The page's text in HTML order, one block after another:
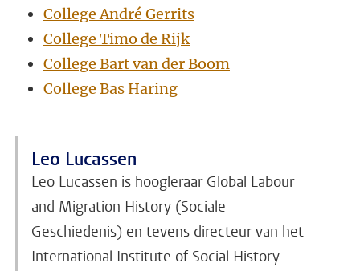
College André Gerrits
College Timo de Rijk
College Bart van der Boom
College Bas Haring
Leo Lucassen
Leo Lucassen is hoogleraar Global Labour
and Migration History (Sociale
Geschiedenis) en tevens directeur van het
International Institute of Social History